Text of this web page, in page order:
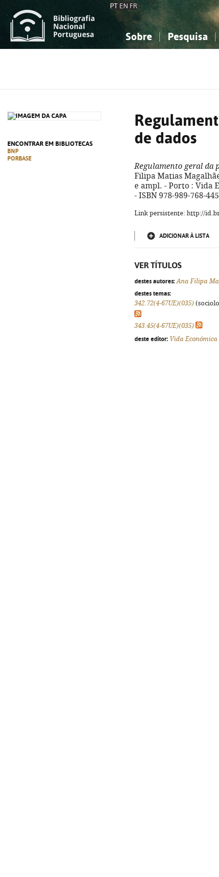
PT EN FR
Sobre Pesquisa
ENCONTRAR EM BIBLIOTECAS
BNP
PORBASE
de dados
Regulamento geral da
Filipa Matias
e ampl. - Porto : Vida
- ISBN 978-989-768-
Link persistente: http://
ADICIONAR À LISTA
VER TÍTULOS
destes autores: Ana Filipa
destes temas:
342.72(4-67UE)(035)
343.45(4-67UE)(035)
deste editor: Vida Económica